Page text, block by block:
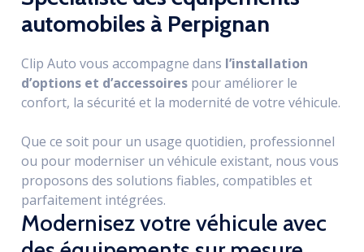
automobiles à Perpignan
Clip Auto vous accompagne dans l’installation
d’options et d’accessoires pour améliorer le
confort, la sécurité et la modernité de votre véhicule.
Que ce soit pour un usage quotidien, professionnel
ou pour moderniser un véhicule existant, nous vous
proposons des solutions fiables, compatibles et
parfaitement intégrées.
Modernisez votre véhicule avec